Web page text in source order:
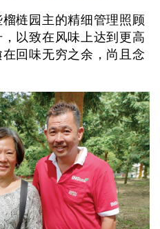
梿园主的精细管理照顾
以致在风味上达到更高
回味无穷之余，尚且念